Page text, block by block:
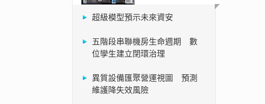
超級模型預示未來資安
五階段串聯機房生命週期 數
位孿生建立閉環治理
異質設備匯聚營運視圖 預測
維護降失效風險